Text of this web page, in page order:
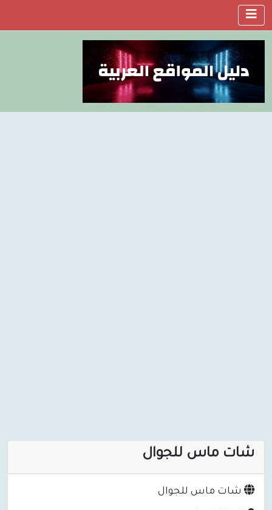
شات ماس للجوال
شات ماس للجوال